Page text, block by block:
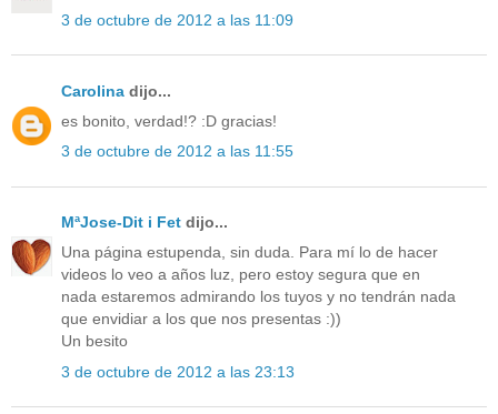
3 de octubre de 2012 a las 11:09
Carolina dijo...
es bonito, verdad!? :D gracias!
3 de octubre de 2012 a las 11:55
MªJose-Dit i Fet dijo...
Una página estupenda, sin duda. Para mí lo de hacer
videos lo veo a años luz, pero estoy segura que en
nada estaremos admirando los tuyos y no tendrán nada
que envidiar a los que nos presentas :))
Un besito
3 de octubre de 2012 a las 23:13